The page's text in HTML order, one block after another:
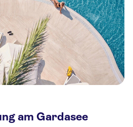
am Gardasee